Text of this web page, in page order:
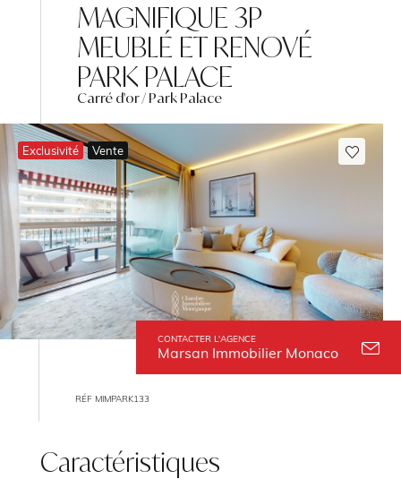
MAGNIFIQUE 3P
MEUBLÉ ET RENOVÉ
PARK PALACE
Carré d'or / Park Palace
CONTACTER L'AGENCE
Marsan Immobilier Monaco
Exclusivité Vente
RÉF MIMPARK133
Caractéristiques